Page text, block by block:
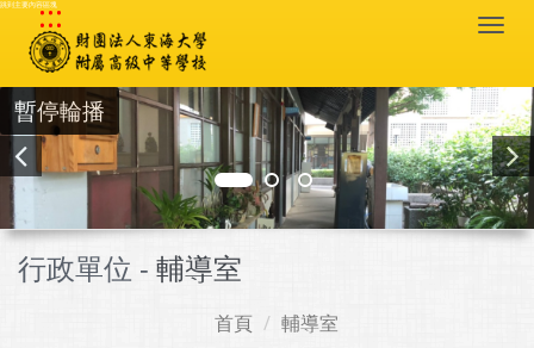
跳到主要內容區塊
:::
暫停輪播
行政單位 - 輔導室
首頁 輔導室